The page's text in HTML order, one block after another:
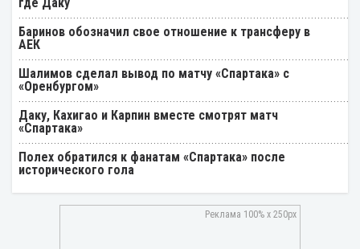
Баринов обозначил свое отношение к трансферу в
АЕК
Шалимов сделал вывод по матчу «Спартака» с
«Оренбургом»
Даку, Кахигао и Карпин вместе смотрят матч
«Спартака»
Полех обратился к фанатам «Спартака» после
исторического гола